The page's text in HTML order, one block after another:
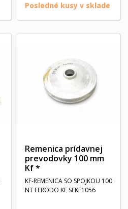
Posledné kusy v sklade
Remenica prídavnej
prevodovky 100 mm
Kf *
KF-REMENICA SO SPOJKOU 100
NT FERODO KF SEKF1056